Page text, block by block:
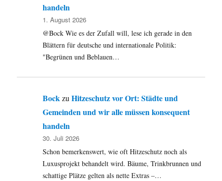
handeln
1. August 2026
@Bock Wie es der Zufall will, lese ich gerade in den
Blättern für deutsche und internationale Politik:
"Begrünen und Beblauen…
BockzuHitzeschutz vor Ort: Städte und
Gemeinden und wir alle müssen konsequent
handeln
30. Juli 2026
Schon bemerkenswert, wie oft Hitzeschutz noch als
Luxusprojekt behandelt wird. Bäume, Trinkbrunnen und
schattige Plätze gelten als nette Extras –…